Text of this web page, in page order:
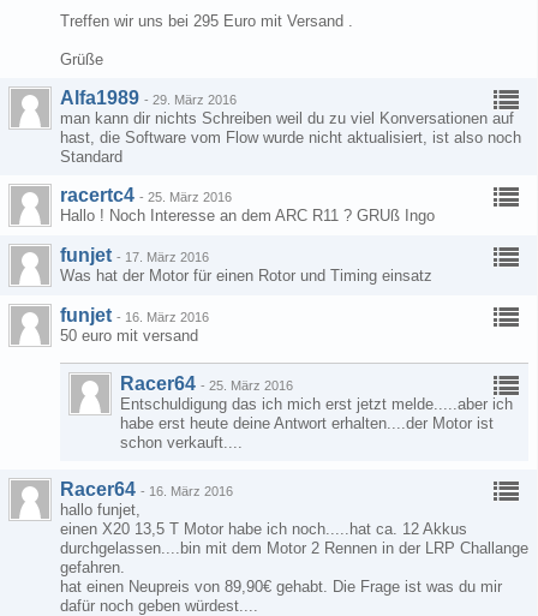
Treffen wir uns bei 295 Euro mit Versand .
Grüße
Alfa1989 - 29. März 2016
man kann dir nichts Schreiben weil du zu viel Konversationen auf
hast, die Software vom Flow wurde nicht aktualisiert, ist also noch
Standard
racertc4 - 25. März 2016
Hallo ! Noch Interesse an dem ARC R11 ? GRUß Ingo
funjet - 17. März 2016
Was hat der Motor für einen Rotor und Timing einsatz
funjet - 16. März 2016
50 euro mit versand
Racer64 - 25. März 2016
Entschuldigung das ich mich erst jetzt melde.....aber ich
habe erst heute deine Antwort erhalten....der Motor ist
schon verkauft....
Racer64 - 16. März 2016
hallo funjet,
einen X20 13,5 T Motor habe ich noch.....hat ca. 12 Akkus
durchgelassen....bin mit dem Motor 2 Rennen in der LRP Challange
gefahren.
hat einen Neupreis von 89,90€ gehabt. Die Frage ist was du mir
dafür noch geben würdest....